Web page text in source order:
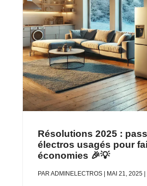
Résolutions 2025 :
électros usagés pour
économies 🎉💡
PAR ADMINELECTROS| MAI 21, 2025|